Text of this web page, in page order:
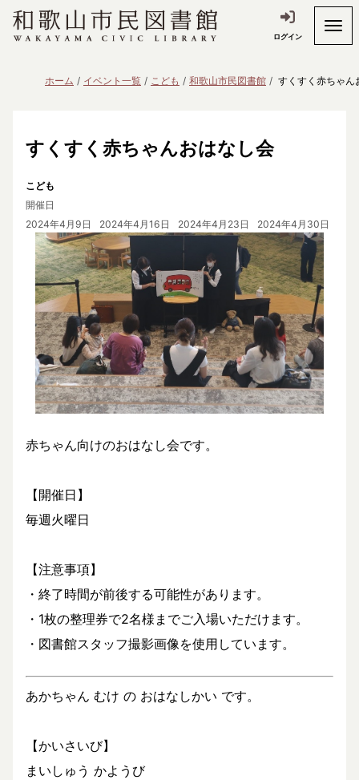
ログイン
ホーム イベント一覧 こども 和歌山市民図書館 すくすく赤ちゃん
すくすく赤ちゃんおはなし会
こども
開催日
2024年4月9日
2024年4月16日 2024年4月23日 2024年4月30日
赤ちゃん向けのおはなし会です。
【開催日】
毎週火曜日
【注意事項】
・終了時間が前後する可能性があります。
・1枚の整理券で2名様までご入場いただけます。
・図書館スタッフ撮影画像を使用しています。
あかちゃん むけ の おはなしかい です。
【かいさいび】
まいしゅう かようび